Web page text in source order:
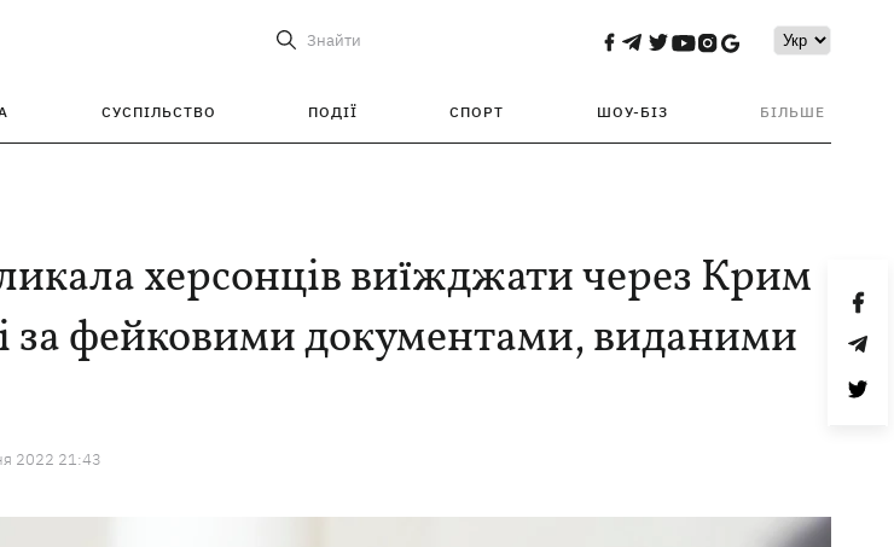
Знайти
СУСПІЛЬСТВО ПОДІЇ СПОРТ ШОУ-БІЗ БІЛЬШЕ
херсонців виїжджати через Крим
за фейковими документами, виданими
2022 21:43